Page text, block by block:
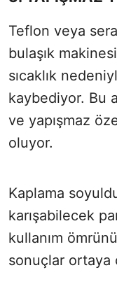
Teflon veya
bulaşık
sıcaklık
kaybediyor. Bu
ve yapışmaz
oluyor.
Kaplama
karışabilecek
kullanım
sonuçlar ortaya